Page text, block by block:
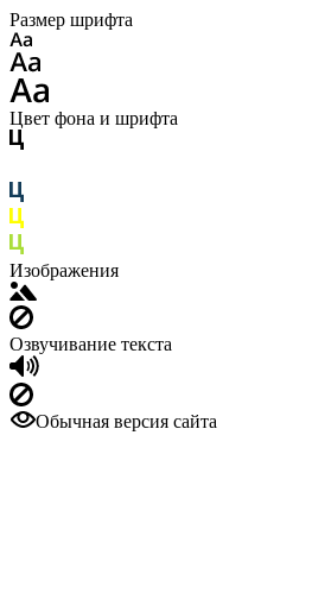
Размер шрифта
Цвет фона и шрифта
Изображения
Озвучивание текста
Обычная версия сайта